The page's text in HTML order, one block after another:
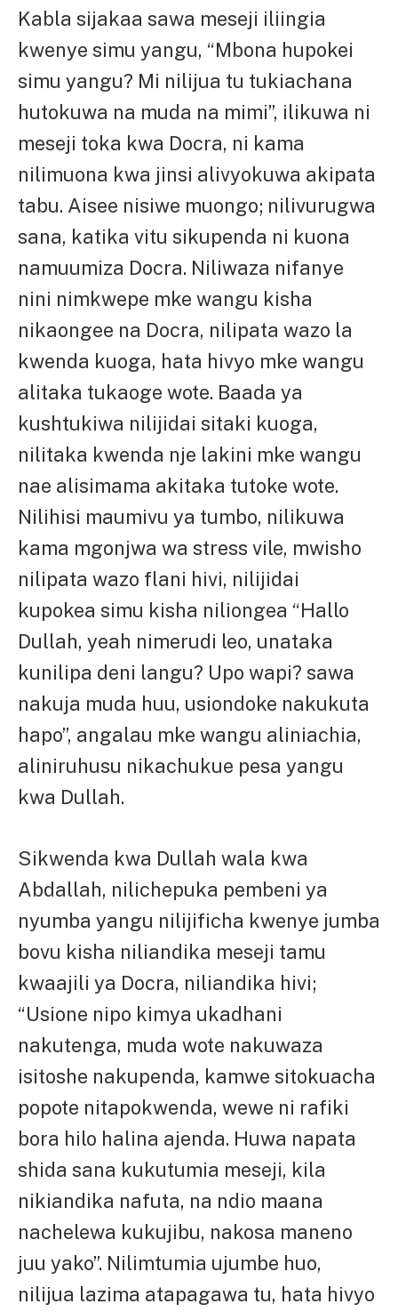
Kabla sijakaa sawa meseji iliingia
kwenye simu yangu, “Mbona hupokei
simu yangu? Mi nilijua tu tukiachana
hutokuwa na muda na mimi”, ilikuwa ni
meseji toka kwa Docra, ni kama
nilimuona kwa jinsi alivyokuwa akipata
tabu. Aisee nisiwe muongo; nilivurugwa
sana, katika vitu sikupenda ni kuona
namuumiza Docra. Niliwaza nifanye
nini nimkwepe mke wangu kisha
nikaongee na Docra, nilipata wazo la
kwenda kuoga, hata hivyo mke wangu
alitaka tukaoge wote. Baada ya
kushtukiwa nilijidai sitaki kuoga,
nilitaka kwenda nje lakini mke wangu
nae alisimama akitaka tutoke wote.
Nilihisi maumivu ya tumbo, nilikuwa
kama mgonjwa wa stress vile, mwisho
nilipata wazo flani hivi, nilijidai
kupokea simu kisha niliongea “Hallo
Dullah, yeah nimerudi leo, unataka
kunilipa deni langu? Upo wapi? sawa
nakuja muda huu, usiondoke nakukuta
hapo”, angalau mke wangu aliniachia,
aliniruhusu nikachukue pesa yangu
kwa Dullah.
Sikwenda kwa Dullah wala kwa
Abdallah, nilichepuka pembeni ya
nyumba yangu nilijificha kwenye jumba
bovu kisha niliandika meseji tamu
kwaajili ya Docra, niliandika hivi;
“Usione nipo kimya ukadhani
nakutenga, muda wote nakuwaza
isitoshe nakupenda, kamwe sitokuacha
popote nitapokwenda, wewe ni rafiki
bora hilo halina ajenda. Huwa napata
shida sana kukutumia meseji, kila
nikiandika nafuta, na ndio maana
nachelewa kukujibu, nakosa maneno
juu yako”. Nilimtumia ujumbe huo,
nilijua lazima atapagawa tu, hata hivyo